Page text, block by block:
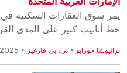
يمر سوق العقارات السكنية في
خط أنابيب كبير على المدى
براثيوشا جورابو• بي. بي فارغيز• 2025-11-04